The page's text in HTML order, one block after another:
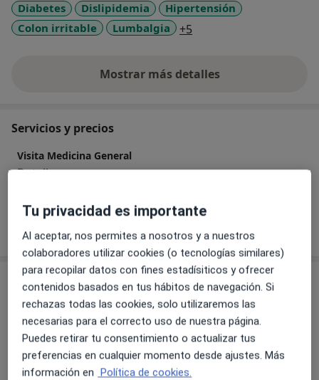
Diabetes Dislipidemia
Hipertensión
Colon irritable
Lumbalgia +5
Mostrar más detalles
sobre la experiencia
Servicios y precios
Visita Medicina General
Detalles
¿Cómo funcionan los precios?
Consulta
Consulta privada
Centro, Granada18005
Tu privacidad es importante
Al aceptar, nos permites a nosotros y a nuestros
colaboradores utilizar cookies (o tecnologías similares)
para recopilar datos con fines estadísiticos y ofrecer
contenidos basados en tus hábitos de navegación. Si
rechazas todas las cookies, solo utilizaremos las
necesarias para el correcto uso de nuestra página.
Puedes retirar tu consentimiento o actualizar tus
preferencias en cualquier momento desde ajustes. Más
información en Política de cookies.